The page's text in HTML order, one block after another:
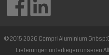
© 2015 2026 Compri Aluminium
Lieferungen unterliegen unseren